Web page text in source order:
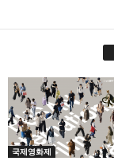
국제영화제